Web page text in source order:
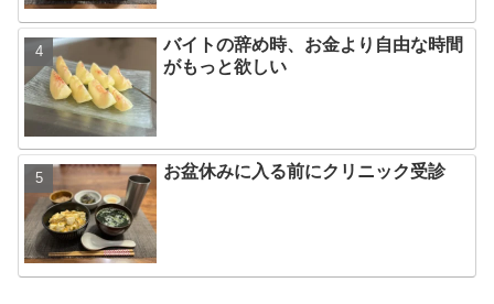
バイトの辞め時、お金より自由な時間
がもっと欲しい
お盆休みに入る前にクリニック受診